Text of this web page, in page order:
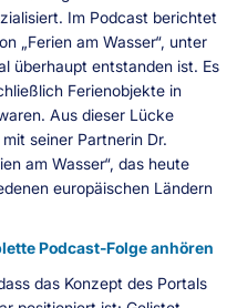
Im Podcast berichtet
„Ferien am Wasser“, unter
überhaupt entstanden ist. Es
Ferienobjekte in
Aus dieser Lücke
seiner Partnerin Dr.
am Wasser“, das heute
europäischen Ländern
Podcast-Folge anhören
das Konzept des Portals